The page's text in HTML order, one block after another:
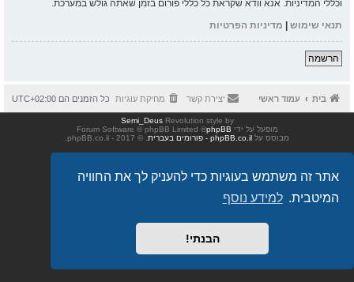
אתר זה משתמש בעוגיות כדי להעניק לך את החוויה
המיטבית. למידע נוסף
הבנתי!
וכללי המדיניות. אנא וודא שקראת כל כללי פורום בזמן שאתה גולש במערכת.
תנאי שימוש | מדיניות הפרטיות
הרשמה
בית עמוד ראשי כל הזמנים הם UTC+02:00 מחיקת עוגיות יצירת קשר
Revolution style by
Semi_Deus
מופעל על ידי phpBB
® Forum Software © phpBB Limited
מבוסס על phpBB.co.il - פורומים בעברית . © 2017 - phpBB.co.il.